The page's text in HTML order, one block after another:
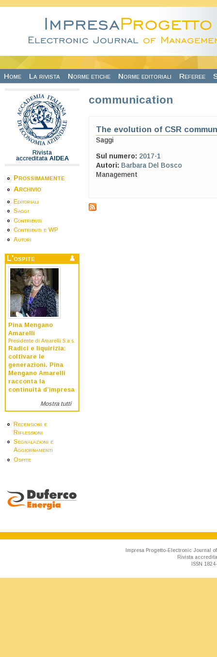
Home La rivista Norme etiche Norme editoriali Referee
Rivista
accreditata AIDEA
Prossimamente
Archivio
Editoriali
Saggi
Contributi
Contributi e WP
Autori
L'ospite
Pina Mengano
Amarelli
Presidente di Amarelli S.a.s.
Radici e liquirizia:
coltivare le
generazioni. Pina
Mengano Amarelli
racconta la
continuità d’impresa
Mostra tutti
Recensioni e
Riflessioni
Segnalazioni e
Aggiornamenti
Ospite
communication
The evolution of CSR
Saggi
Sul numero: 2017-1
Autori: Barbara Del Bosco
Management
Impresa Progetto-Electronic Journal
Rivista
ISSN